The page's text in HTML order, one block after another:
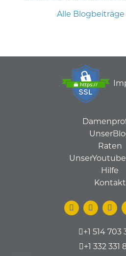
Alle
Raten
Hilfe
Kontakt
+1 514 703
+1 332 331